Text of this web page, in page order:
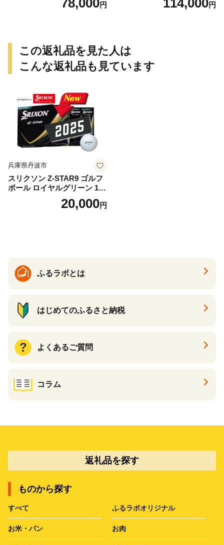
78,000円
ロキャン カーボン アウトド
県 小牧市 送料無料
114,000円
この返礼品を見た人は
こんな返礼品も見ています
兵庫県丹波市
スリクソン Z-STAR9 ゴルフ
ボール ロイヤルグリーン 1ダ
ース 12球 兵庫県丹波市 ふる
20,000円
ふるラボとは
はじめてのふるさと納税
よくあるご質問
コラム
返礼品を探す
ものから探す
すべて ふるラボオリジナル
お米・パン お肉